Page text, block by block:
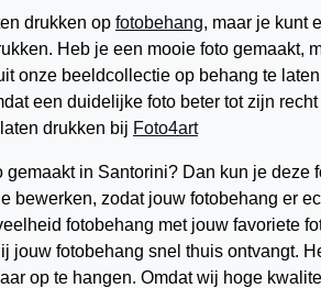
drukken op fotobehang, maar je kunt
Heb je een mooie foto gemaakt,
onze beeldcollectie op behang te laten
een duidelijke foto beter tot zijn
drukken bij Foto4art
in Santorini? Dan kun je deze
bewerken, zodat jouw fotobehang er
fotobehang met jouw favoriete
jouw fotobehang snel thuis ontvangt.
op te hangen. Omdat wij hoge